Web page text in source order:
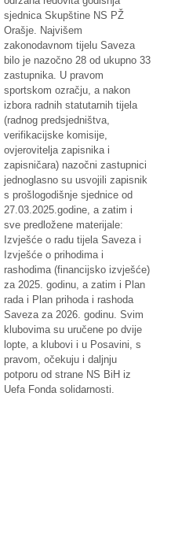
sjednica Skupštine NS PŽ
Orašje. Najvišem
zakonodavnom tijelu Saveza
bilo je nazočno 28 od ukupno 33
zastupnika. U pravom
sportskom ozračju, a nakon
izbora radnih statutarnih tijela
(radnog predsjedništva,
verifikacijske komisije,
ovjerovitelja zapisnika i
zapisničara) nazočni zastupnici
jednoglasno su usvojili zapisnik
s prošlogodišnje sjednice od
27.03.2025.godine, a zatim i
sve predložene materijale:
Izvješće o radu tijela Saveza i
Izvješće o prihodima i
rashodima (financijsko izvješće)
za 2025. godinu, a zatim i Plan
rada i Plan prihoda i rashoda
Saveza za 2026. godinu. Svim
klubovima su uručene po dvije
lopte, a klubovi i u Posavini, s
pravom, očekuju i daljnju
potporu od strane NS BiH iz
Uefa Fonda solidarnosti.